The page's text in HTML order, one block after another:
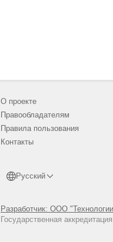
О проекте
Правообладателям
Правила пользования
Контакты
Русский
Разработчик: ООО
Государственная